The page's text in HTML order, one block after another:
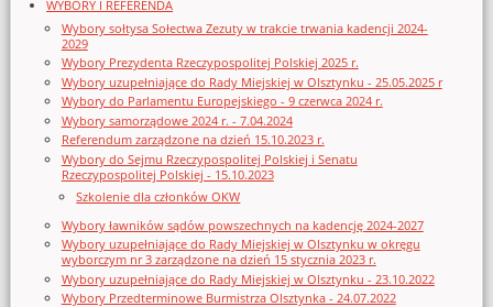
WYBORY I REFERENDA
Wybory sołtysa Sołectwa Zezuty w trakcie trwania kadencji 2024-
2029
Wybory Prezydenta Rzeczypospolitej Polskiej 2025 r.
Wybory uzupełniające do Rady Miejskiej w Olsztynku - 25.05.2025 r
Wybory do Parlamentu Europejskiego - 9 czerwca 2024 r.
Wybory samorządowe 2024 r. - 7.04.2024
Referendum zarządzone na dzień 15.10.2023 r.
Wybory do Sejmu Rzeczypospolitej Polskiej i Senatu
Rzeczypospolitej Polskiej - 15.10.2023
Szkolenie dla członków OKW
Wybory ławników sądów powszechnych na kadencję 2024-2027
Wybory uzupełniające do Rady Miejskiej w Olsztynku w okręgu
wyborczym nr 3 zarządzone na dzień 15 stycznia 2023 r.
Wybory uzupełniające do Rady Miejskiej w Olsztynku - 23.10.2022
Wybory Przedterminowe Burmistrza Olsztynka - 24.07.2022